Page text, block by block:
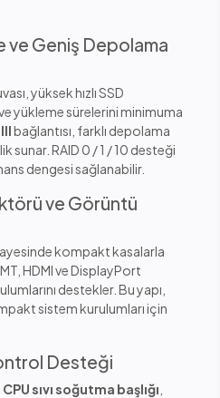
ve Geniş Depolama
yüksek hızlı SSD
yükleme sürelerini minimuma
bağlantısı, farklı depolama
sunar. RAID 0 / 1 / 10 desteği
dengesi sağlanabilir.
ve Görüntü
kompakt kasalarla
HDMI ve DisplayPort
destekler. Bu yapı,
sistem kurulumları için
Desteği
CPU sıvı soğutma başlığı